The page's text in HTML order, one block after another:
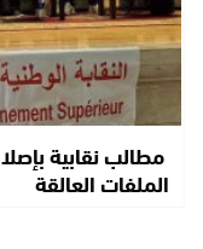
مطالب نقابية
الملفات العالقة